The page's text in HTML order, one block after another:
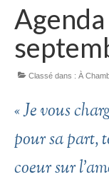
Classé dans : À
« Je vous
pour sa part,
coeur sur